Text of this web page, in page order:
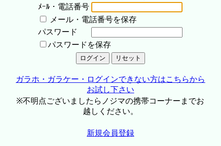
ﾒｰﾙ・電話番号
メール・電話番号を保存
パスワード
パスワードを保存
ガラホ・ガラケー・ログインできない方はこちらから
お試し下さい
※不明点ございましたらノジマの携帯コーナーまでお
越しください。
新規会員登録